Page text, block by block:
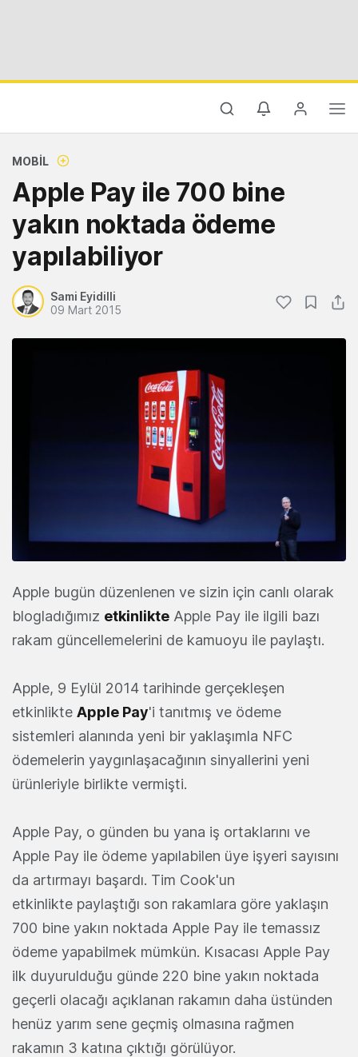
MOBIL
Apple Pay ile 700 bine
yakın noktada ödeme
yapılabiliyor
Sami Eyidilli
09 Mart 2015
Apple bugün düzenlenen ve sizin için canlı olarak
blogladığımız etkinlikte Apple Pay ile ilgili bazı
rakam güncellemelerini de kamuoyu ile paylaştı.
Apple, 9 Eylül 2014 tarihinde gerçekleşen
etkinlikte Apple Pay'i tanıtmış ve ödeme
sistemleri alanında yeni bir yaklaşımla NFC
ödemelerin yaygınlaşacağının sinyallerini yeni
ürünleriyle birlikte vermişti.
Apple Pay, o günden bu yana iş ortaklarını ve
Apple Pay ile ödeme yapılabilen üye işyeri sayısını
da artırmayı başardı. Tim Cook'un
etkinlikte paylaştığı son rakamlara göre yaklaşın
700 bine yakın noktada Apple Pay ile temassız
ödeme yapabilmek mümkün. Kısacası Apple Pay
ilk duyurulduğu günde 220 bine yakın noktada
geçerli olacağı açıklanan rakamın daha üstünden
henüz yarım sene geçmiş olmasına rağmen
rakamın 3 katına çıktığı görülüyor.